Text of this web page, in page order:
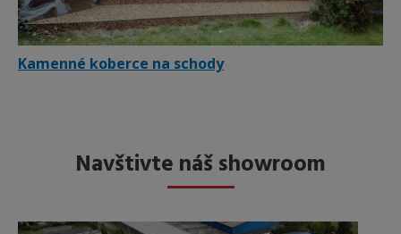
Kamenné koberce na schody
Navštivte náš showroom